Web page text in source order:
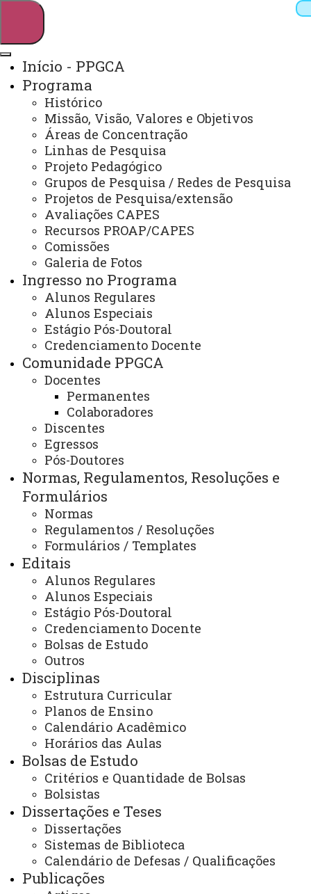
Webmail Sistemas
Arquivo Virtual
Campus
Início - PPGCA
Programa
Histórico
Missão, Visão, Valores e Objetivos
Áreas de Concentração
Linhas de Pesquisa
Projeto Pedagógico
Grupos de Pesquisa / Redes de Pesquisa
Projetos de Pesquisa/extensão
Avaliações CAPES
Recursos PROAP/CAPES
Comissões
Galeria de Fotos
Ingresso no Programa
Alunos Regulares
Alunos Especiais
Estágio Pós-Doutoral
Credenciamento Docente
Comunidade PPGCA
Docentes
Permanentes
Colaboradores
Discentes
Egressos
Pós-Doutores
Normas, Regulamentos, Resoluções e
Formulários
Normas
Regulamentos / Resoluções
Formulários / Templates
Editais
Alunos Regulares
Alunos Especiais
Estágio Pós-Doutoral
Credenciamento Docente
Bolsas de Estudo
Outros
Disciplinas
Estrutura Curricular
Planos de Ensino
Calendário Acadêmico
Horários das Aulas
Bolsas de Estudo
Critérios e Quantidade de Bolsas
Bolsistas
Dissertações e Teses
Dissertações
Sistemas de Biblioteca
Calendário de Defesas / Qualificações
Publicações
Mestrado em Ciências Ambientais
Autoavaliação
AUTOAVALIAÇÃO
O Programa de Pós-graduação em Ciências
Ambientais avalia anualmente os discentes e
egressos do curso e elabora o planejamento
estratégico com os resultados das avaliações dos
docentes, discentes e egressos do curso.
O processo de autoavaliação do PPGCA é realizado
por uma comissão que elabora questionários, os
quais são enviados aos interessados, via
GoogleForms.
Abaixo temos os gráficos dos resultados das
avaliações feitas no 2º semestre de 2023:
AVALIAÇÃO DOS DOCENTES
Acessar gráficos com resultados
AVALIAÇÃO DOS DISCENTES
Acessar gráficos com resultados
AVALIAÇÃO DOS EGRESSOS
Acessar gráficos com resultados
Análise da avaliação dos discentes:
As conclusões desenvolvidas neste documento se
baseiam em 42 perguntas encaminhadas para os